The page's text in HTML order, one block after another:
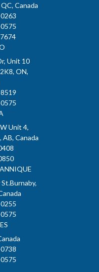
Canada
Unit 10
ON,
Unit 4,
Canada